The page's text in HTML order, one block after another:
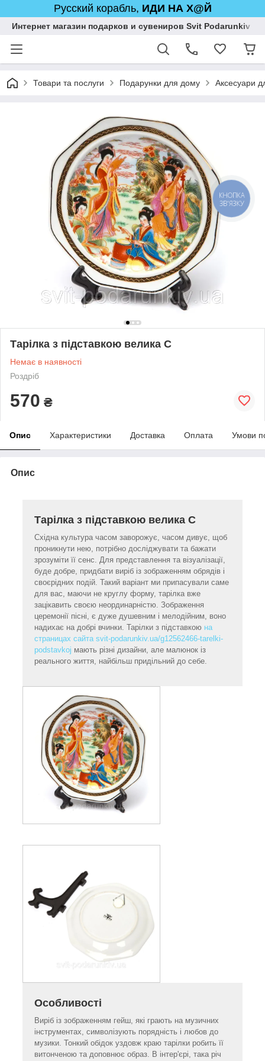
Русский корабль, ИДИ НА Х@Й
Интернет магазин подарков и сувениров Svit Podarunkiv
Товари та послуги Подарунки для дому Аксесуари
Тарілка з підставкою велика C
Немає в наявності
Роздріб
570 ₴
Опис Характеристики Доставка Оплата Умови
Опис
Тарілка з підставкою велика C
Східна культура часом заворожує, часом дивує, щоб
проникнути нею, потрібно досліджувати та бажати
зрозуміти її сенс. Для представлення та візуалізації,
буде добре, придбати виріб із зображенням обрядів і
своєрідних подій. Такий варіант ми припасували саме
для вас, маючи не круглу форму, тарілка вже
зацікавить своєю неординарністю. Зображення
церемонії пісні, є дуже душевним і мелодійним, воно
надихає на добрі вчинки. Тарілки з підставкою на
страницах сайта svit-podarunkiv.ua/g12562466-tarelki-
podstavkoj мають різні дизайни, але малюнок із
реального життя, найбільш придільний до себе.
Особливості
Виріб із зображенням гейш, які грають на музичних
інструментах, символізують порядність і любов до
музики. Тонкий обідок уздовж краю тарілки робить її
витонченою та доповнює образ. В інтер'єрі, така річ
КНОПКА
ЗВ'ЯЗКУ